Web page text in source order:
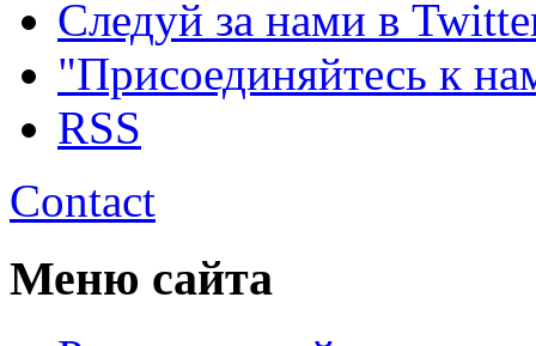
Следуй за нами в
"Присоединяйтесь к
RSS
Contact
Меню сайта